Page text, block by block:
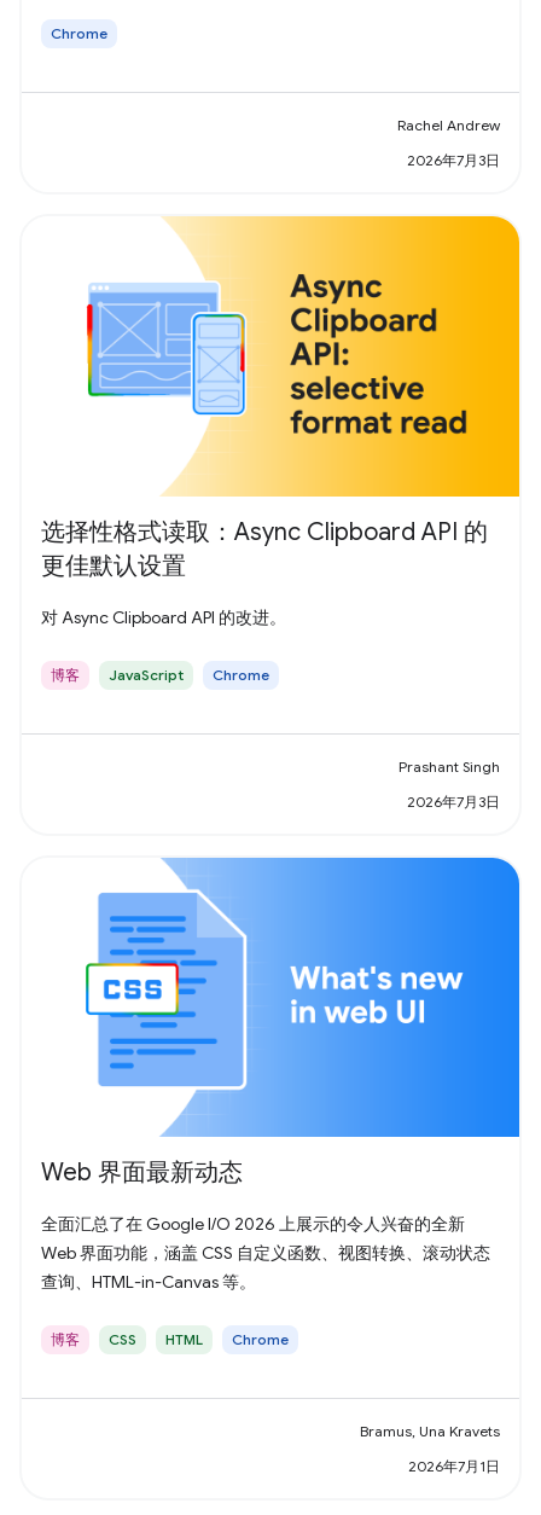
Chrome
Rachel Andrew
2026年7月3日
选择性格式读取：Async Clipboard API 的
更佳默认设置
对 Async Clipboard API 的改进。
博客 JavaScript Chrome
Prashant Singh
2026年7月3日
Web 界面最新动态
全面汇总了在 Google I/O 2026 上展示的令人兴奋的全新
Web 界面功能，涵盖 CSS 自定义函数、视图转换、滚动状态
查询、HTML-in-Canvas 等。
博客 CSS HTML Chrome
Bramus, Una Kravets
2026年7月1日